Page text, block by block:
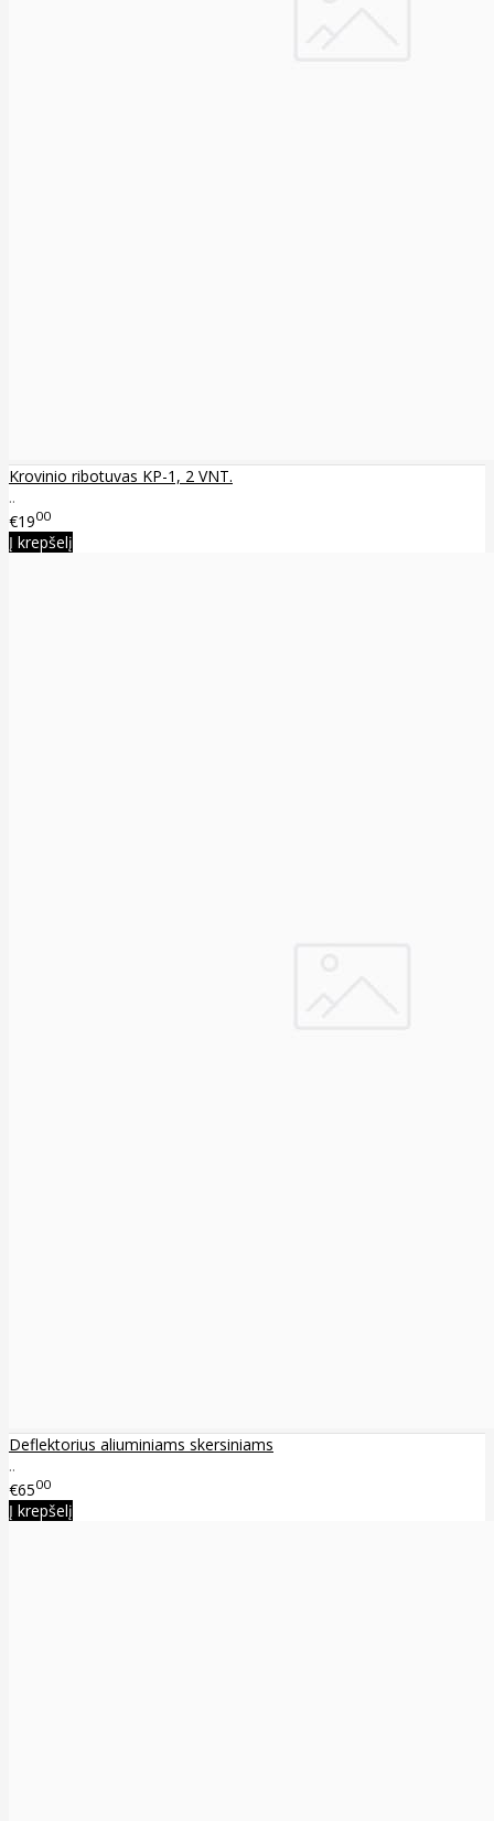
Krovinio ribotuvas KP-1, 2 VNT.
..
€1900
Į krepšelį
Deflektorius aliuminiams skersiniams
..
€6500
Į krepšelį